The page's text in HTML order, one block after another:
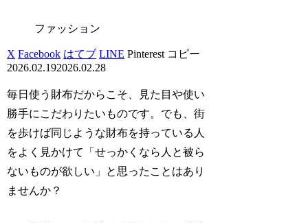
ファッション
X Facebook はてブ LINE Pinterest コピー
2026.02.192026.02.28
毎日使う財布だからこそ、見た目や使い
勝手にこだわりたいものです。でも、街
を歩けば同じような財布を持っている人
をよく見かけて「せっかくなら人と被ら
ないものが欲しい」と思ったことはあり
ませんか？